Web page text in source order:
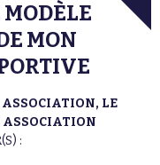
MON
LE
: